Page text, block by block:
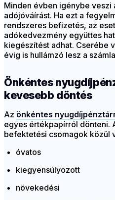
Minden évben igénybe veszi
adójóváírást. Ha ezt a
rendszeres befizetés, az
adókedvezmény együttes
kiegészítést adhat. Cserébe
évig is hullámzó lesz a
Önkéntes
kevesebb döntés
Az önkéntes
egyes értékpapírról dönteni.
befektetési csomagok közül
óvatos
kiegyensúlyozott
növekedési